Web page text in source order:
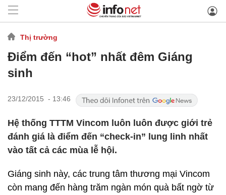
Thị trường
Điểm đến “hot” nhất đêm Giáng
sinh
23/12/2015 - 13:46
Hệ thống TTTM Vincom luôn luôn được giới trẻ
đánh giá là điểm đến “check-in” lung linh nhất
vào tất cả các mùa lễ hội.
Giáng sinh này, các trung tâm thương mại Vincom
còn mang đến hàng trăm ngàn món quà bất ngờ từ